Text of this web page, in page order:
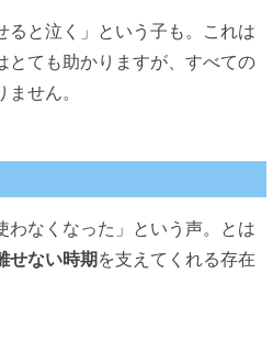
ると泣く」という子も。これは
とても助かりますが、すべての
せん。
わなくなった」という声。とは
せない時期 を支えてくれる存在